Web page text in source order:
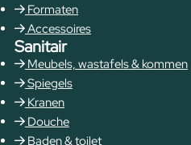
Formaten
Accessoires
Sanitair
Meubels, wastafels & kommen
Spiegels
Kranen
Douche
Baden & toilet